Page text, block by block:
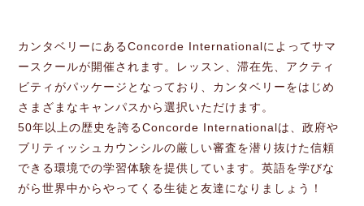
カンタベリーにあるConcorde Internationalによってサマ
ースクールが開催されます。レッスン、滞在先、アクティ
ビティがパッケージとなっており、カンタベリーをはじめ
さまざまなキャンパスから選択いただけます。
50年以上の歴史を誇るConcorde Internationalは、政府や
ブリティッシュカウンシルの厳しい審査を潜り抜けた信頼
できる環境での学習体験を提供しています。英語を学びな
がら世界中からやってくる生徒と友達になりましょう！